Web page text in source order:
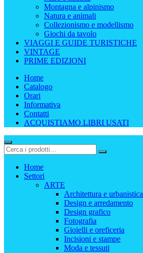
Montagna e alpinismo
Natura e animali
Collezionismo e modellismo
Giochi da tavolo
VIAGGI E GUIDE TURISTICHE
VINTAGE
PRIME EDIZIONI
Home
Catalogo
Orari
Informativa
Contatti
ACQUISTIAMO LIBRI USATI
Home
Settori
ARTE
Architettura e urbanistica
Design e arredamento
Design grafico
Fotografia
Gioielli e oreficeria
Incisioni e stampe
Moda e tessuti